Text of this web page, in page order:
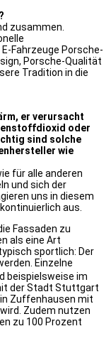
zusammen.
Fahrzeuge Porsche-
Porsche-Qualität
Tradition in die
er verursacht
oder
sind solche
wie
für alle anderen
und sich der
uns in diesem
aus.
Fassaden zu
als eine Art
sportlich: Der
Einzelne
beispielsweise im
der Stadt Stuttgart
Zuffenhausen mit
Zudem nutzen
zu 100 Prozent